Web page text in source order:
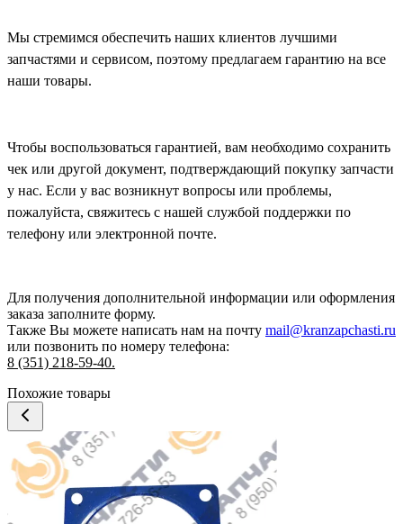
Мы стремимся обеспечить наших клиентов лучшими
запчастями и сервисом, поэтому предлагаем гарантию на все
наши товары.
Чтобы воспользоваться гарантией, вам необходимо сохранить
чек или другой документ, подтверждающий покупку запчасти
у нас. Если у вас возникнут вопросы или проблемы,
пожалуйста, свяжитесь с нашей службой поддержки по
телефону или электронной почте.
Для получения дополнительной информации или оформления
заказа заполните форму.
Также Вы можете написать нам на почту mail@kranzapchasti.ru
или позвонить по номеру телефона:
8 (351) 218-59-40.
Похожие товары